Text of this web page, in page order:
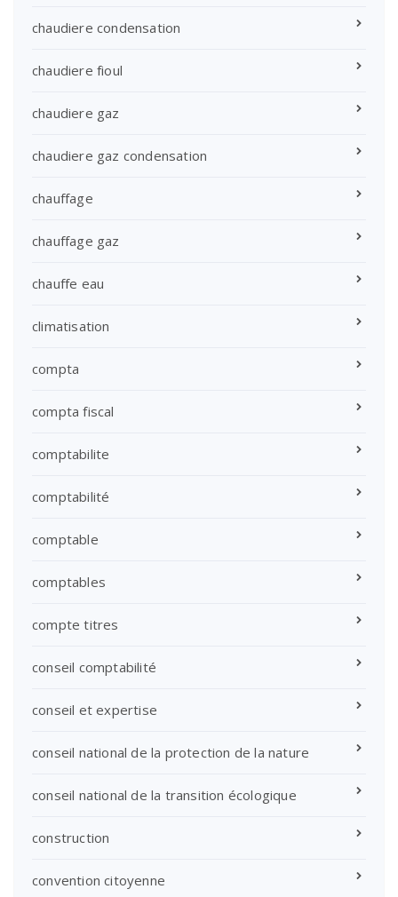
chaudiere condensation
chaudiere fioul
chaudiere gaz
chaudiere gaz condensation
chauffage
chauffage gaz
chauffe eau
climatisation
compta
compta fiscal
comptabilite
comptabilité
comptable
comptables
compte titres
conseil comptabilité
conseil et expertise
conseil national de la protection de la nature
conseil national de la transition écologique
construction
convention citoyenne